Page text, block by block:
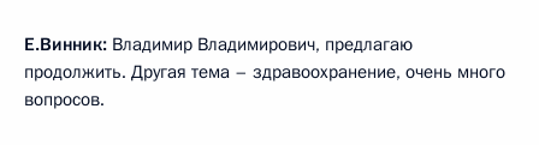
Е.Винник: Владимир Владимирович, предлагаю
продолжить. Другая тема – здравоохранение, очень много
вопросов.